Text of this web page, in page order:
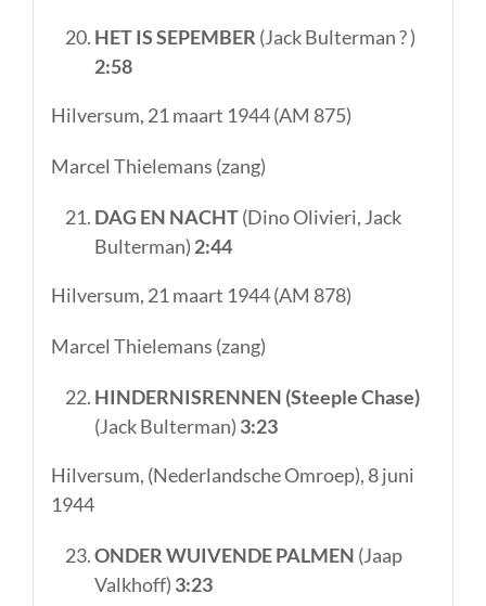
HET IS SEPEMBER (Jack Bulterman ? )
2:58
Hilversum, 21 maart 1944 (AM 875)
Marcel Thielemans (zang)
DAG EN NACHT(Dino Olivieri, Jack
Bulterman) 2:44
Hilversum, 21 maart 1944 (AM 878)
Marcel Thielemans (zang)
HINDERNISRENNEN (Steeple Chase)
(Jack Bulterman) 3:23
Hilversum, (Nederlandsche Omroep), 8 juni
1944
ONDER WUIVENDE PALMEN (Jaap
Valkhoff) 3:23